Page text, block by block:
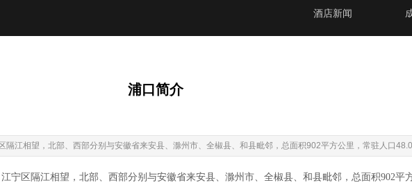
酒店新闻
浦口简介
江相望，北部、西部分别与安徽省来安县、滁州市、全椒县、和县毗邻，总面积902平方公里，常驻人口
区隔江相望，北部、西部分别与安徽省来安县、滁州市、全椒县、和县毗邻，总面积902平